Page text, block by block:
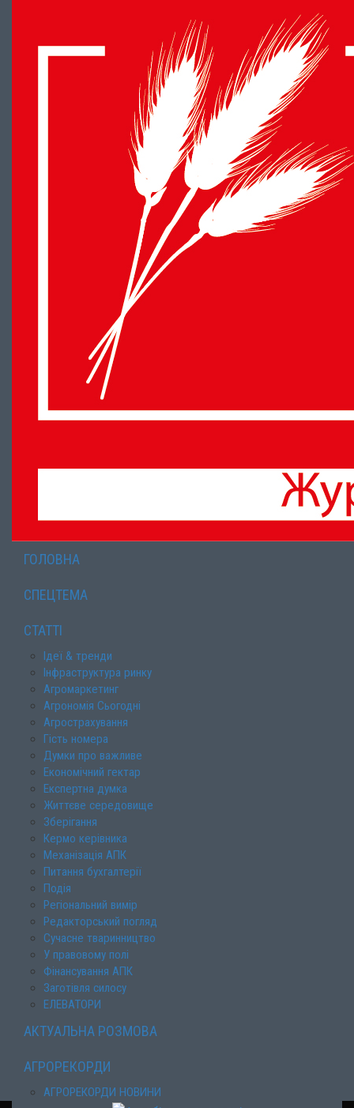
ГОЛОВНА
СПЕЦТЕМА
СТАТТІ
Ідеї & тренди
Інфраструктура ринку
Агромаркетинг
Агрономія Сьогодні
Агрострахування
Гість номера
Думки про важливе
Економічний гектар
Експертна думка
Життєве середовище
Зберігання
Кермо керівника
Механізація АПК
Питання бухгалтерії
Подія
Регіональний вимір
Редакторський погляд
Сучасне тваринництво
У правовому полі
Фінансування АПК
Заготівля силосу
ЕЛЕВАТОРИ
АКТУАЛЬНА РОЗМОВА
АГРОРЕКОРДИ
АГРОРЕКОРДИ НОВИНИ